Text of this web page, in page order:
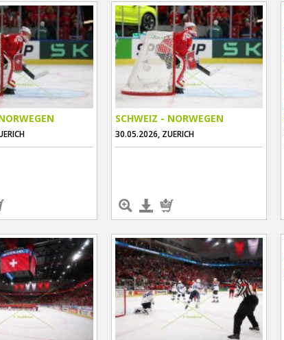
SCHWEIZ - NORWEGEN
30.05.2026, ZUERICH